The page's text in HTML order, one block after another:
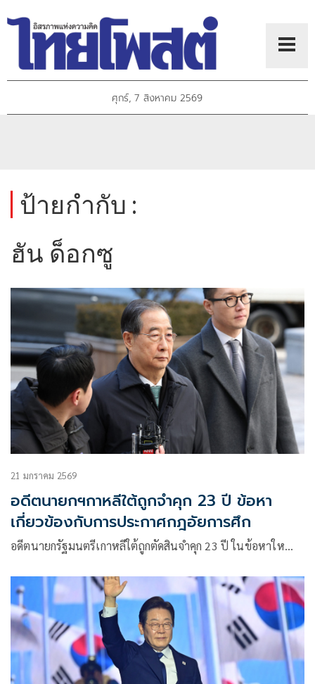
ศุกร์, 7 สิงหาคม 2569
ป้ายกำกับ :
ฮัน ด็อกซู
21 มกราคม 2569
อดีตนายกฯกาหลีใต้ถูกจำคุก 23 ปี ข้อหา
เกี่ยวข้องกับการประกาศกฎอัยการศึก
อดีตนายกรัฐมนตรีเกาหลีใต้ถูกตัดสินจำคุก 23 ปี ในข้อหาให…